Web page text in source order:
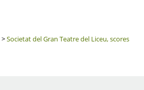
>Societat del Gran Teatre del Liceu, scores